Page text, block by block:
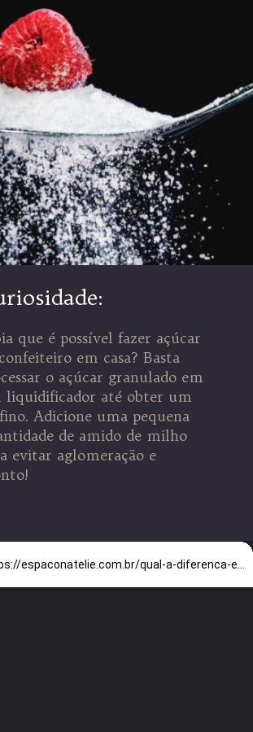
que é possível fazer açúcar
em casa? Basta
o açúcar granulado em
liquidificador até obter um
Adicione uma pequena
de amido de milho
evitar aglomeração e